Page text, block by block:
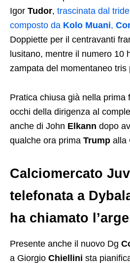
Igor Tudor, trascinata dal
composto da Kolo Muani,
Doppiette per il centravanti
lusitano, mentre il numero 10
zampata del momentaneo tris
Pratica chiusa già nella prima
occhi della dirigenza al
anche di John Elkann dopo
qualche ora prima Trump alla
Calciomercato
telefonata a
ha chiamato
Presente anche il nuovo Dg
a Giorgio Chiellini sta